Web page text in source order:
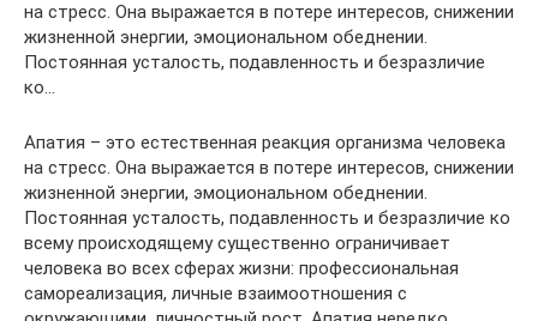
на стресс. Она выражается в потере интересов, снижении
жизненной энергии, эмоциональном обеднении.
Постоянная усталость, подавленность и безразличие
ко…
Апатия – это естественная реакция организма человека
на стресс. Она выражается в потере интересов, снижении
жизненной энергии, эмоциональном обеднении.
Постоянная усталость, подавленность и безразличие ко
всему происходящему существенно ограничивает
человека во всех сферах жизни: профессиональная
самореализация, личные взаимоотношения с